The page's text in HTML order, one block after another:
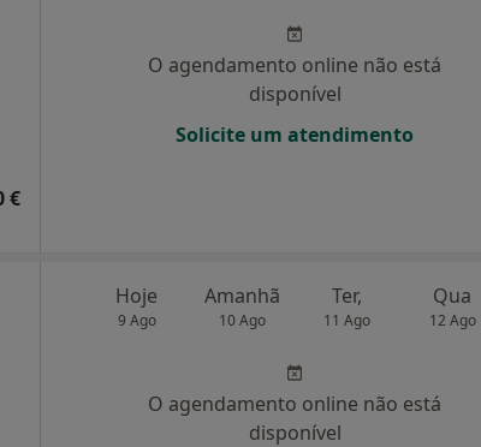
€
O agendamento online não está
disponível
Solicite um atendimento
Hoje
9 Ago
Amanhã
10 Ago
Ter,
11 Ago
Qua
12 Ago
O agendamento online não está
disponível